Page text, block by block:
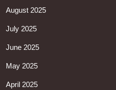
August 2025
July 2025
June 2025
May 2025
April 2025